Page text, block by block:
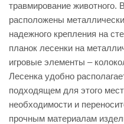
травмирование животного.
расположены
надежного крепления на
планок лесенки на
игровые элементы –
Лесенка удобно
подходящем для этого
необходимости и
прочным материалам